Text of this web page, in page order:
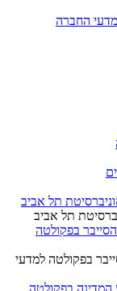
החברה
תל אביב
בפקולטה למדעי